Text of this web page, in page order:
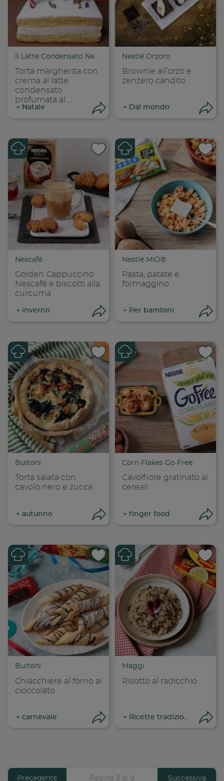
Condividi su
Copia link
Torta margherita con
crema al latte
condensato
profumata al ...
+ Natale
Condividi su
Copia link
Nestlé Orzoro
Brownie all’orzo e
zenzero candito
+ Dal mondo
Nescafé
Golden Cappuccino
Nescafé e biscotti alla
curcuma
+ inverno
Condividi su
Copia link
Nestlé MIO®
Pasta, patate e
formaggino
+ Per bambini
Buitoni
Torta salata con
cavolo nero e zucca
+ autunno
Condividi su
Copia link
Corn Flakes Go Free
Cavolfiore gratinato ai
cereali
+ finger food
Buitoni
Chiacchiere al forno al
cioccolato
+ carnevale
Maggi
Risotto al radicchio
+ Ricette tradizionali
Previous
Precedente Pagina 3 di 9 Pagina
Successiva